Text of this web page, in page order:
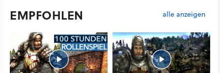
EMPFOHLEN alle anzeigen